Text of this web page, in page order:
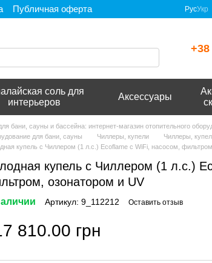
Публичная оферта
РусУкр
+38
соль для
интерьеров
Аксессуары
бани, сауны и бассейна: интернет-магазин отопительного
для бани, сауны
Чиллеры, купели
Чиллеры,
купель с Чиллером (1 л.с.) Ecoflame с WiFi, насосом,
купель с Чиллером (1 л.с.)
озонатором и UV
Артикул: 9_112212 Оставить отзыв
810.00 грн